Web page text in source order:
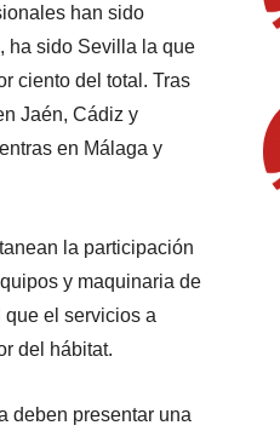
han sido
ha sido Sevilla la que
ciento del total. Tras
Jaén, Cádiz y
en Málaga y
la participación
y maquinaria de
el servicios a
del hábitat.
deben presentar una